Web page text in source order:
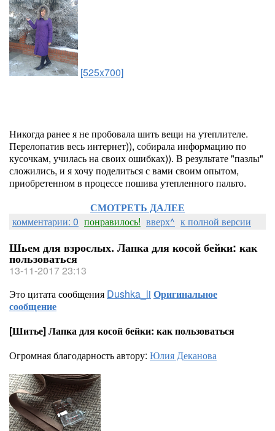
[525x700]
Никогда ранее я не пробовала шить вещи на утеплителе.
Перелопатив весь интернет)), собирала информацию по
кусочкам, училась на своих ошибках)). В результате "пазлы"
сложились, и я хочу поделиться с вами своим опытом,
приобретенном в процессе пошива утепленного пальто.
СМОТРЕТЬ ДАЛЕЕ
комментарии: 0 понравилось! вверх^ к полной версии
Шьем для взрослых. Лапка для косой бейки: как
пользоваться
13-11-2017 23:13
Это цитата сообщения Dushka_li Оригинальное
сообщение
[Шитье] Лапка для косой бейки: как пользоваться
Огромная благодарность автору: Юлия Деканова